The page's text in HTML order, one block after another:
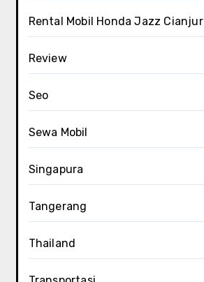
Rental Mobil Honda Jazz Cianjur
Review
Seo
Sewa Mobil
Singapura
Tangerang
Thailand